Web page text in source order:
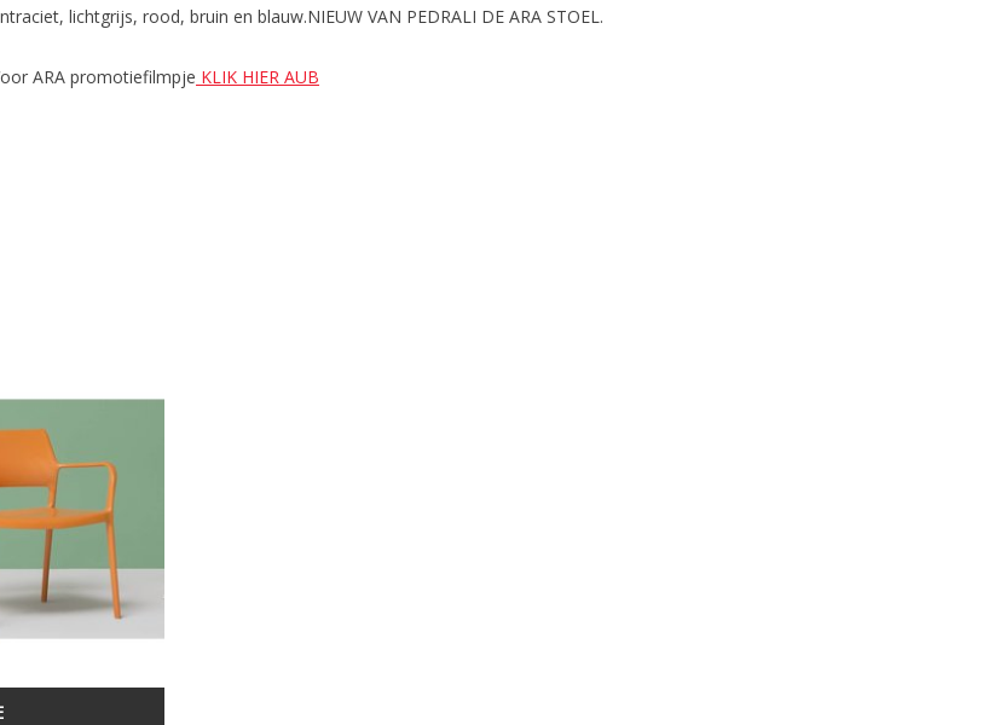
lichtgrijs, rood, bruin en blauw.NIEUW VAN PEDRALI DE ARA STOEL.
ARA promotiefilmpje KLIK HIER AUB
buiten.